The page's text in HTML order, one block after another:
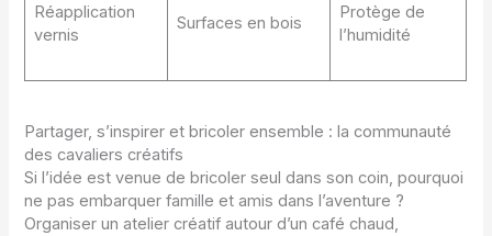
Réapplication
vernis
Surfaces en bois
Protège de
l’humidité
Partager, s’inspirer et bricoler ensemble : la communauté
des cavaliers créatifs
Si l’idée est venue de bricoler seul dans son coin, pourquoi
ne pas embarquer famille et amis dans l’aventure ?
Organiser un atelier créatif autour d’un café chaud,